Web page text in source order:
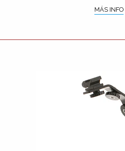
MÁS INFO